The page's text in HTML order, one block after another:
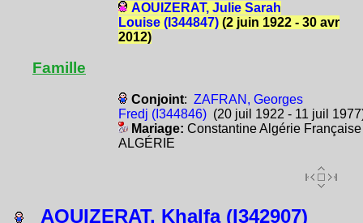
AOUIZERAT, Julie Sarah
Louise (I344847)(2 juin 1922 - 30 avr
2012)
Famille
Conjoint: ZAFRAN, Georges
Fredj (I344846)(20 juil 1922 - 11 juil
Mariage: Constantine Algérie Française
ALGÉRIE
AOUIZERAT, Khalfa (I342907)